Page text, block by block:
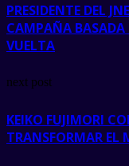
PRESIDENTE DEL
CAMPAÑA BASADA
VUELTA
next post
KEIKO FUJIMORI
TRANSFORMAR EL